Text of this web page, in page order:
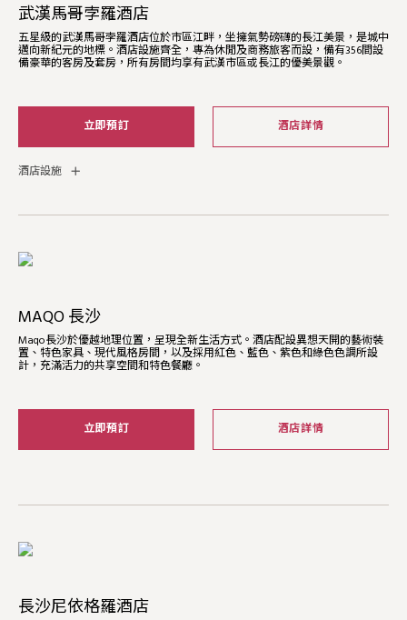
武漢馬哥孛羅酒店
五星級的武漢馬哥孛羅酒店位於市區江畔，坐擁氣勢磅礴的長江美景，是城中
邁向新紀元的地標。酒店設施齊全，專為休閒及商務旅客而設，備有356間設
備豪華的客房及套房，所有房間均享有武漢市區或長江的優美景觀。
立即預訂 酒店詳情
酒店設施
MAQO 長沙
Maqo長沙於優越地理位置，呈現全新生活方式。酒店配設異想天開的藝術裝
置、特色家具、現代風格房間，以及採用紅色、藍色、紫色和綠色色調所設
計，充滿活力的共享空間和特色餐廳。
立即預訂 酒店詳情
長沙尼依格羅酒店